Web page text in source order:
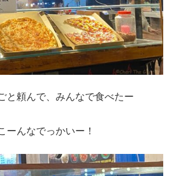
と頼んで、みんなで食べたー
ーんなでっかいー！